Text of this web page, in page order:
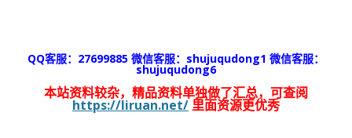
QQ客服：27699885 微信客服：shujuqudong1 微信客服：
shujuqudong6
本站资料较杂，精品资料单独做了汇总，可查阅
https://liruan.net/ 里面资源更优秀